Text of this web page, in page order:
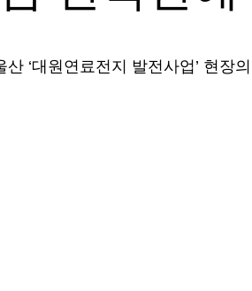
‘대원연료전지 발전사업’ 현장